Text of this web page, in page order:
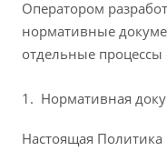
Оператором
нормативные
отдельные
Нормативная
Настоящая Политика